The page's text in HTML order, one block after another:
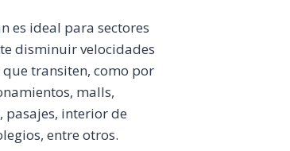
es ideal para sectores
disminuir velocidades
transiten, como por
malls,
pasajes, interior de
entre otros.